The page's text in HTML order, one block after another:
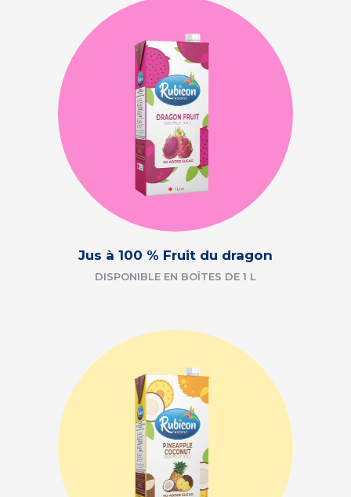
Jus à 100 % Fruit du dragon
DISPONIBLE EN BOÎTES DE 1 L